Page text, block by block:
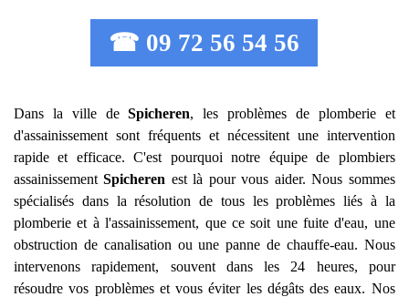
☎ 09 72 56 54 56
Dans la ville deSpicheren, les problèmes de plomberie et
d'assainissement sont fréquents et nécessitent une intervention
rapide et efficace. C'est pourquoi notre équipe de plombiers
assainissementSpicheren est là pour vous aider. Nous sommes
spécialisés dans la résolution de tous les problèmes liés à la
plomberie et à l'assainissement, que ce soit une fuite d'eau, une
obstruction de canalisation ou une panne de chauffe-eau. Nous
intervenons rapidement, souvent dans les 24 heures, pour
résoudre vos problèmes et vous éviter les dégâts des eaux. Nos